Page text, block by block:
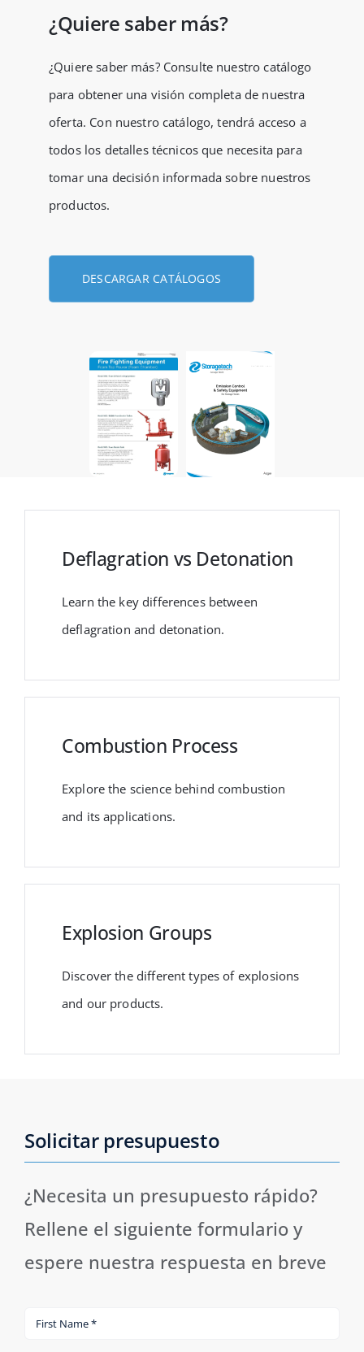
¿Quiere saber más?
¿Quiere saber más? Consulte nuestro catálogo
para obtener una visión completa de nuestra
oferta. Con nuestro catálogo, tendrá acceso a
todos los detalles técnicos que necesita para
tomar una decisión informada sobre nuestros
productos.
DESCARGAR CATÁLOGOS
Deflagration vs Detonation
Learn the key differences between
deflagration and detonation.
Combustion Process
Explore the science behind combustion
and its applications.
Explosion Groups
Discover the different types of explosions
and our products.
Solicitar presupuesto
¿Necesita un presupuesto rápido?
Rellene el siguiente formulario y
espere nuestra respuesta en breve